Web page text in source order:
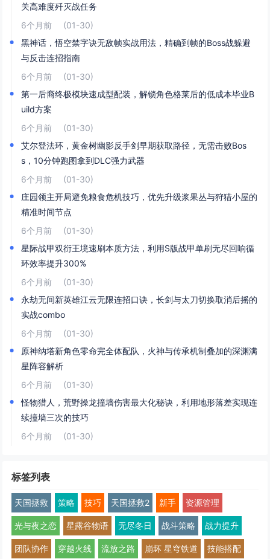
关高难度歼灭战任务
6个月前
(01-30)
黑神话，悟空禁字诀无敌帧实战用法，精确到帧的Boss战躲避
与反击连招指南
6个月前
(01-30)
第一后裔终极模块速成型配装，解锁角色格莱后的低成本毕业B
uild方案
6个月前
(01-30)
艾尔登法环，黄金树幽影反手剑早期获取路径，无需击败Bos
s，10分钟跑图拿到DLC强力武器
6个月前
(01-30)
庄园领主开局避免粮食危机技巧，优先升级浆果丛与狩猎小屋的
精准时间节点
6个月前
(01-30)
星际战甲双衍王境速刷本质方法，利用S版战甲单刷无尽回响循
环效率提升300%
6个月前
(01-30)
永劫无间新英雄江云无限连招口诀，长剑与太刀切换取消后摇的
实战combo
6个月前
(01-30)
原神纳塔新角色零命完全体配队，火神与传承机制叠加的深渊满
星阵容解析
6个月前
(01-30)
怪物猎人，荒野操龙撞墙伤害最大化秘诀，利用地形落差实现连
续撞墙三次的技巧
6个月前
(01-30)
标签列表
天国拯救 策略 技巧 天国拯救2 新手 资源管理
光与夜之恋 星露谷物语 无尽冬日 战斗策略 战力提升
团队协作 穿越火线 流放之路 崩坏 星穹铁道 技能搭配